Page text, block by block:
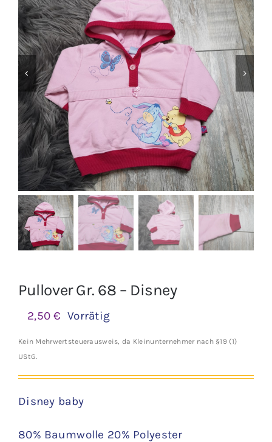
Jungen
Mädchen
Accesoires
Schuhe / Socken
Spielzeug
Babyausstattung
Krims Krams
Pullover Gr. 68 – Disney
2,50€ Vorrätig
Kein Mehrwertsteuerausweis, da Kleinunternehmer nach §19 (1)
UStG.
Disney baby
80% Baumwolle 20% Polyester